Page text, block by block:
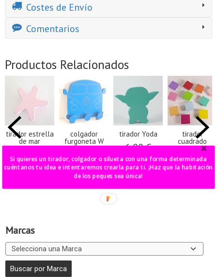
Marcas
Costes de Envío
Comentarios
Productos Relacionados
tirador estrella
de mar
6,00 €
colgador
furgoneta W
40,00 €
tirador Yoda
6,00 €
tirador
cuadrado
6,00 €
Si quieres un tirador, colgador o silueta con una forma determinada
cuéntanos tu idea e intentaremos crearla para ti. ¡Haz que la habitación
de los peques sea única!